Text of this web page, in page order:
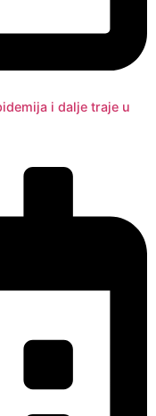
i dalje traje u